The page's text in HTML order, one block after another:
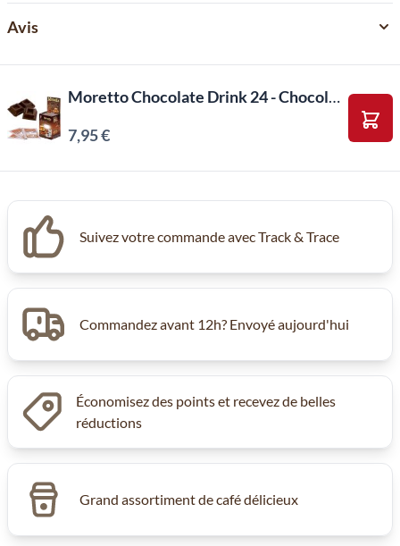
Avis
Moretto Chocolate Drink 24 - Chocolat Noir (12 pièces X 30g)
7,95 €
Suivez votre commande avec Track & Trace
Commandez avant 12h? Envoyé aujourd'hui
Économisez des points et recevez de belles
réductions
Grand assortiment de café délicieux